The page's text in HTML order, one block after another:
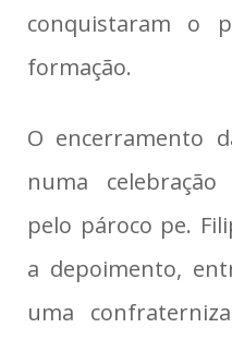
conquistaram o
formação.
O encerramento
numa celebração
pelo pároco pe.
a depoimento,
uma